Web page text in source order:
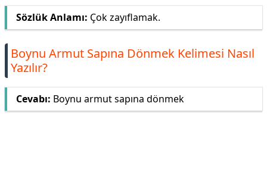
Sözlük Anlamı: Çok zayıflamak.
Boynu Armut Sapına Dönmek Kelimesi Nasıl
Yazılır?
Cevabı: Boynu armut sapına dönmek